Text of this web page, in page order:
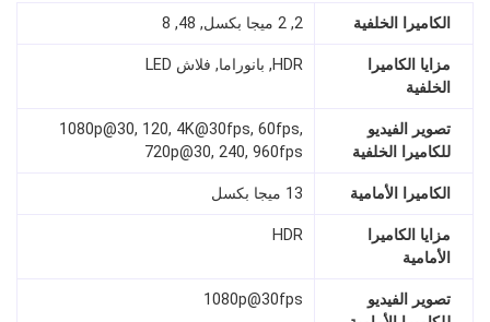
الكاميرا الخلفية 2, 2 ميجا بكسل, 48, 8
مزايا الكاميرا
الخلفية
HDR, بانوراما, فلاش LED
تصوير الفيديو
للكاميرا الخلفية
1080p@30, 120, 4K@30fps, 60fps,
720p@30, 240, 960fps
الكاميرا الأمامية 13 ميجا بكسل
مزايا الكاميرا
الأمامية
HDR
تصوير الفيديو
1080p@30fps